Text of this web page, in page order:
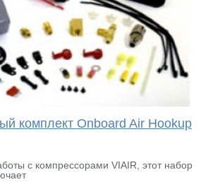
комплект Onboard Air Hookup
с компрессорами VIAIR, этот набор